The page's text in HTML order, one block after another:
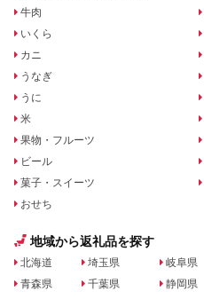
牛肉
いくら
カニ
うなぎ
うに
米
果物・フルーツ
ビール
菓子・スイーツ
おせち
地域から返礼品を探す
北海道
青森県
埼玉県
千葉県
岐阜県
静岡県